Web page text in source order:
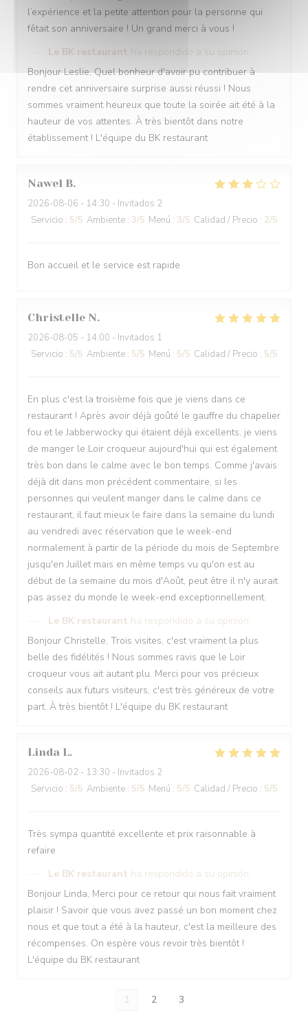
l’expérience et la petite attention pour la personne qui
fêtait son anniversaire ! Un grand merci à vous !
Le BK restaurant ha respondido a su opinión
Bonjour Leslie, Quel bonheur d'avoir pu contribuer à
rendre cet anniversaire surprise aussi réussi ! Nous
sommes vraiment heureux que toute la soirée ait été à la
hauteur de vos attentes. À très bientôt dans notre
établissement ! L'équipe du BK restaurant
Nawel B
2026-08-06 - 14:30 - Invitados 2
Servicio : 5/5 Ambiente : 3/5 Menú : 3/5 Calidad / Precio : 2/5
Bon accueil et le service est rapide
Christelle N
2026-08-05 - 14:00 - Invitados 1
Servicio : 5/5 Ambiente : 5/5 Menú : 5/5 Calidad / Precio : 5/5
En plus c'est la troisième fois que je viens dans ce
restaurant ! Après avoir déjà goûté le gauffre du chapelier
fou et le Jabberwocky qui étaient déjà excellents, je viens
de manger le Loir croqueur aujourd'hui qui est également
très bon dans le calme avec le bon temps. Comme j'avais
déjà dit dans mon précédent commentaire, si les
personnes qui veulent manger dans le calme dans ce
restaurant, il faut mieux le faire dans la semaine du lundi
au vendredi avec réservation que le week-end
normalement à partir de la période du mois de Septembre
jusqu'en Juillet mais en même temps vu qu'on est au
début de la semaine du mois d'Août, peut être il n'y aurait
pas assez du monde le week-end exceptionnellement.
Le BK restaurant ha respondido a su opinión
Bonjour Christelle, Trois visites, c'est vraiment la plus
belle des fidélités ! Nous sommes ravis que le Loir
croqueur vous ait autant plu. Merci pour vos précieux
conseils aux futurs visiteurs, c'est très généreux de votre
part. À très bientôt ! L'équipe du BK restaurant
Linda L
2026-08-02 - 13:30 - Invitados 2
Servicio : 5/5 Ambiente : 5/5 Menú : 5/5 Calidad / Precio : 5/5
Très sympa quantité excellente et prix raisonnable à
refaire
Le BK restaurant ha respondido a su opinión
Bonjour Linda, Merci pour ce retour qui nous fait vraiment
plaisir ! Savoir que vous avez passé un bon moment chez
nous et que tout a été à la hauteur, c'est la meilleure des
récompenses. On espère vous revoir très bientôt !
L'équipe du BK restaurant
1 2 3